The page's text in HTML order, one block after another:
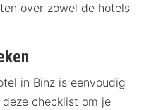
over zowel de hotels
in Binz is eenvoudig
checklist om je